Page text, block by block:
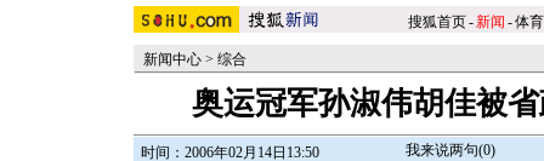
搜狐首页-新闻 -体育
新闻中心 > 综合
奥运冠军孙淑伟胡佳被
时间：2006年02月14日13:50 我来说两句(0)